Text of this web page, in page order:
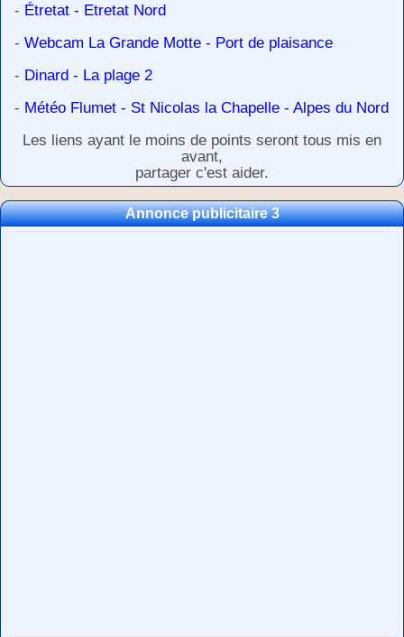
- Étretat - Etretat Nord
- Webcam La Grande Motte - Port de plaisance
- Dinard - La plage 2
- Météo Flumet - St Nicolas la Chapelle - Alpes du Nord
Les liens ayant le moins de points seront tous mis en
avant,
partager c'est aider.
Annonce publicitaire 3